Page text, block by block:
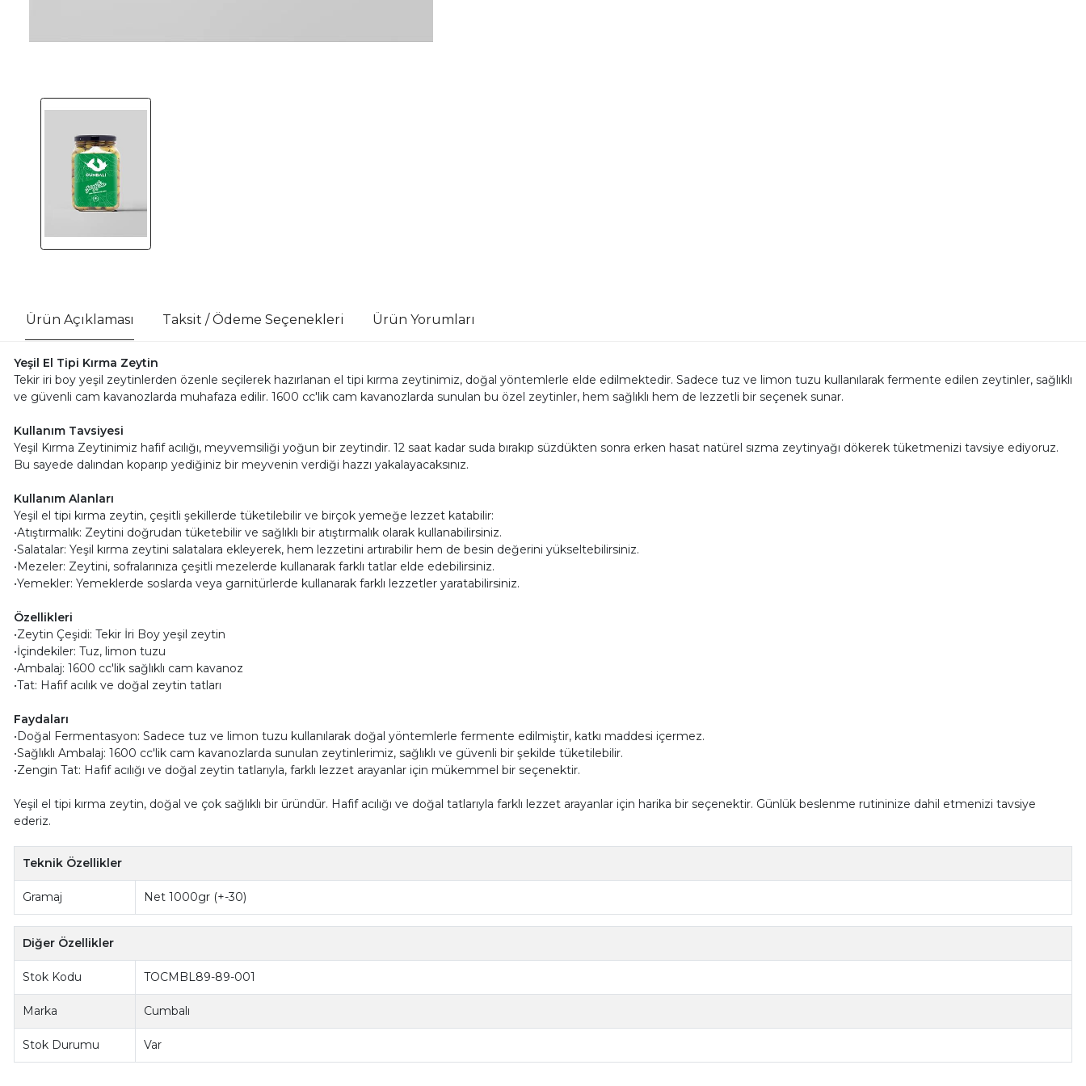
Ürün Açıklaması Taksit / Ödeme Seçenekleri Ürün Yorumları
Yeşil El Tipi Kırma Zeytin
Tekir iri boy yeşil zeytinlerden özenle seçilerek hazırlanan el tipi kırma zeytinimiz, doğal yöntemlerle elde edilmektedir. Sadece tuz ve limon tuzu kullanılarak fermente edilen zeytinler, sağlıklı
ve güvenli cam kavanozlarda muhafaza edilir. 1600 cc'lik cam kavanozlarda sunulan bu özel zeytinler, hem sağlıklı hem de lezzetli bir seçenek sunar.
Kullanım Tavsiyesi
Yeşil Kırma Zeytinimiz hafif acılığı, meyvemsiliği yoğun bir zeytindir. 12 saat kadar suda bırakıp süzdükten sonra erken hasat natürel sızma zeytinyağı dökerek tüketmenizi tavsiye ediyoruz.
Bu sayede dalından koparıp yediğiniz bir meyvenin verdiği hazzı yakalayacaksınız.
Kullanım Alanları
Yeşil el tipi kırma zeytin, çeşitli şekillerde tüketilebilir ve birçok yemeğe lezzet katabilir:
•Atıştırmalık: Zeytini doğrudan tüketebilir ve sağlıklı bir atıştırmalık olarak kullanabilirsiniz.
•Salatalar: Yeşil kırma zeytini salatalara ekleyerek, hem lezzetini artırabilir hem de besin değerini yükseltebilirsiniz.
•Mezeler: Zeytini, sofralarınıza çeşitli mezelerde kullanarak farklı tatlar elde edebilirsiniz.
•Yemekler: Yemeklerde soslarda veya garnitürlerde kullanarak farklı lezzetler yaratabilirsiniz.
Özellikleri
•Zeytin Çeşidi: Tekir İri Boy yeşil zeytin
•İçindekiler: Tuz, limon tuzu
•Ambalaj: 1600 cc'lik sağlıklı cam kavanoz
•Tat: Hafif acılık ve doğal zeytin tatları
Faydaları
•Doğal Fermentasyon: Sadece tuz ve limon tuzu kullanılarak doğal yöntemlerle fermente edilmiştir, katkı maddesi içermez.
•Sağlıklı Ambalaj: 1600 cc'lik cam kavanozlarda sunulan zeytinlerimiz, sağlıklı ve güvenli bir şekilde tüketilebilir.
•Zengin Tat: Hafif acılığı ve doğal zeytin tatlarıyla, farklı lezzet arayanlar için mükemmel bir seçenektir.
Yeşil el tipi kırma zeytin, doğal ve çok sağlıklı bir üründür. Hafif acılığı ve doğal tatlarıyla farklı lezzet arayanlar için harika bir seçenektir. Günlük beslenme rutininize dahil etmenizi tavsiye
ederiz.
Teknik Özellikler
Gramaj Net 1000gr (+-30)
Diğer Özellikler
Stok Kodu TOCMBL89-89-001
Marka Cumbalı
Stok Durumu Var